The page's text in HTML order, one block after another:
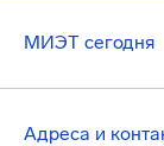
МИЭТ сегодня
Адреса и